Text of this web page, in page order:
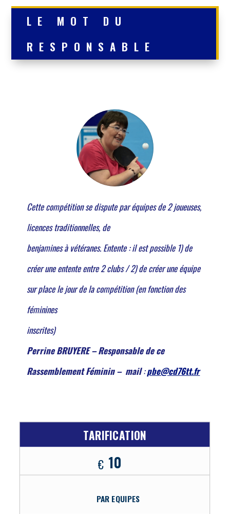
LE MOT DU
RESPONSABLE
Cette compétition se dispute par équipes de 2 joueuses,
licences traditionnelles, de
benjamines à vétéranes. Entente : il est possible 1) de
créer une entente entre 2 clubs / 2) de créer une équipe
sur place le jour de la compétition (en fonction des
féminines
inscrites)
Perrine BRUYERE – Responsable de ce
Rassemblement Féminin – mail:pbe@cd76tt.fr
TARIFICATION
€ 10
PAR EQUIPES